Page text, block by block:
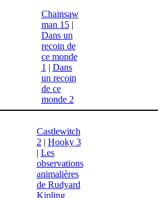
Chainsaw
man 15|
Dans un
recoin de
ce monde
1 | Dans
un recoin
de ce
monde 2
Castlewitch
2 | Hooky 3
| Les
observations
animalières
de Rudyard
Kipling